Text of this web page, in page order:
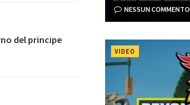
del principe
NESSUN COMMENTO
VIDEO